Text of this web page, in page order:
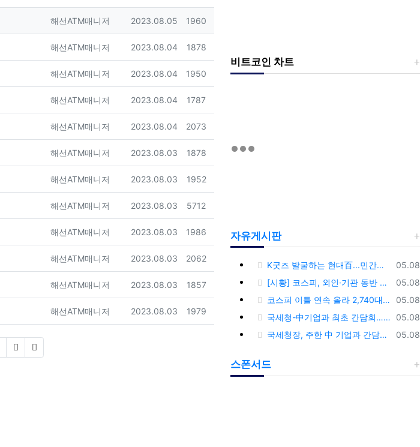
등록자
해선ATM매니저 등록일
2023.08.05 조회
1960
등록자
해선ATM매니저 등록일
2023.08.04 조회
1878
등록자
해선ATM매니저 등록일
2023.08.04 조회
1950
등록자
해선ATM매니저 등록일
2023.08.04 조회
1787
등록자
해선ATM매니저 등록일
2023.08.04 조회
2073
등록자
해선ATM매니저 등록일
2023.08.03 조회
1878
등록자
해선ATM매니저 등록일
2023.08.03 조회
1952
등록자
해선ATM매니저 등록일
2023.08.03 조회
5712
등록자
해선ATM매니저 등록일
2023.08.03 조회
1986
등록자
해선ATM매니저 등록일
2023.08.03 조회
2062
등록자
해선ATM매니저 등록일
2023.08.03 조회
1857
등록자
해선ATM매니저 등록일
2023.08.03 조회
1979
비트코인 차트
자유게시판
등록일
05.08
K굿즈 발굴하는 현대百...민간기업 최초 ‘대한민국 관광공모전’ 후원
등록일
05.08
[시황] 코스피, 외인·기관 동반 매수에 연이틀 상승…2745.05 마감
등록일
05.08
코스피 이틀 연속 올라 2,740대 회복…코스닥은 강보합(종합)
등록일
05.08
국세청-中기업과 최초 간담회…외국기업 세제혜택 등 논의
등록일
05.08
국세청장, 주한 中 기업과 간담회…“차별없는 공정과세 약속”
스폰서드